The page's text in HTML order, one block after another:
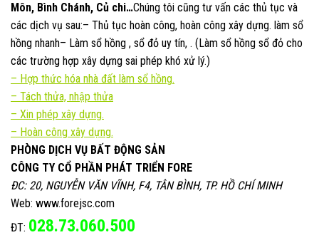
Môn, Bình Chánh, Củ chi…Chúng tôi cũng tư vấn các thủ tục và
các dịch vụ sau:– Thủ tục hoàn công, hoàn công xây dựng. làm sổ
hồng nhanh– Làm sổ hồng , sổ đỏ uy tín, . (Làm sổ hồng sổ đỏ cho
các trường hợp xây dựng sai phép khó xử lý.)
– Hợp thức hóa nhà đất làm sổ hồng.
– Tách thửa, nhập thửa
– Xin phép xây dựng.
– Hoàn công xây dựng.
PHÒNG DỊCH VỤ BẤT ĐỘNG SẢN
CÔNG TY CỔ PHẦN PHÁT TRIỂN FORE
ĐC: 20, NGUYỄN VĂN VĨNH, F4, TÂN BÌNH, TP. HỒ CHÍ MINH
Web: www.forejsc.com
ĐT: 028.73.060.500